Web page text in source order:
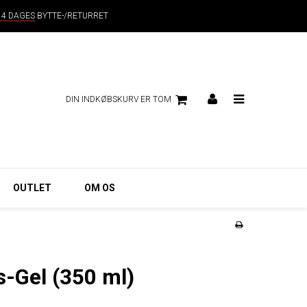
DAGESBYTTE-/RETURRET
DIN INDKØBSKURV ER TOM
OUTLET OM OS
Gel (350 ml)